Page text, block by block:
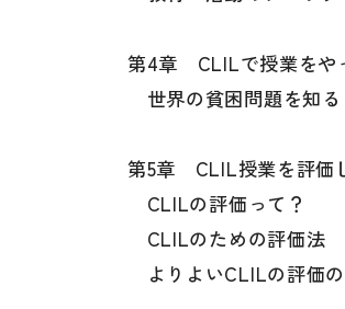
第4章 CLILで授業をや
世界の貧困問題を知
第5章 CLIL授業を評価
CLILの評価って？
CLILのための評価法
よりよいCLILの評価